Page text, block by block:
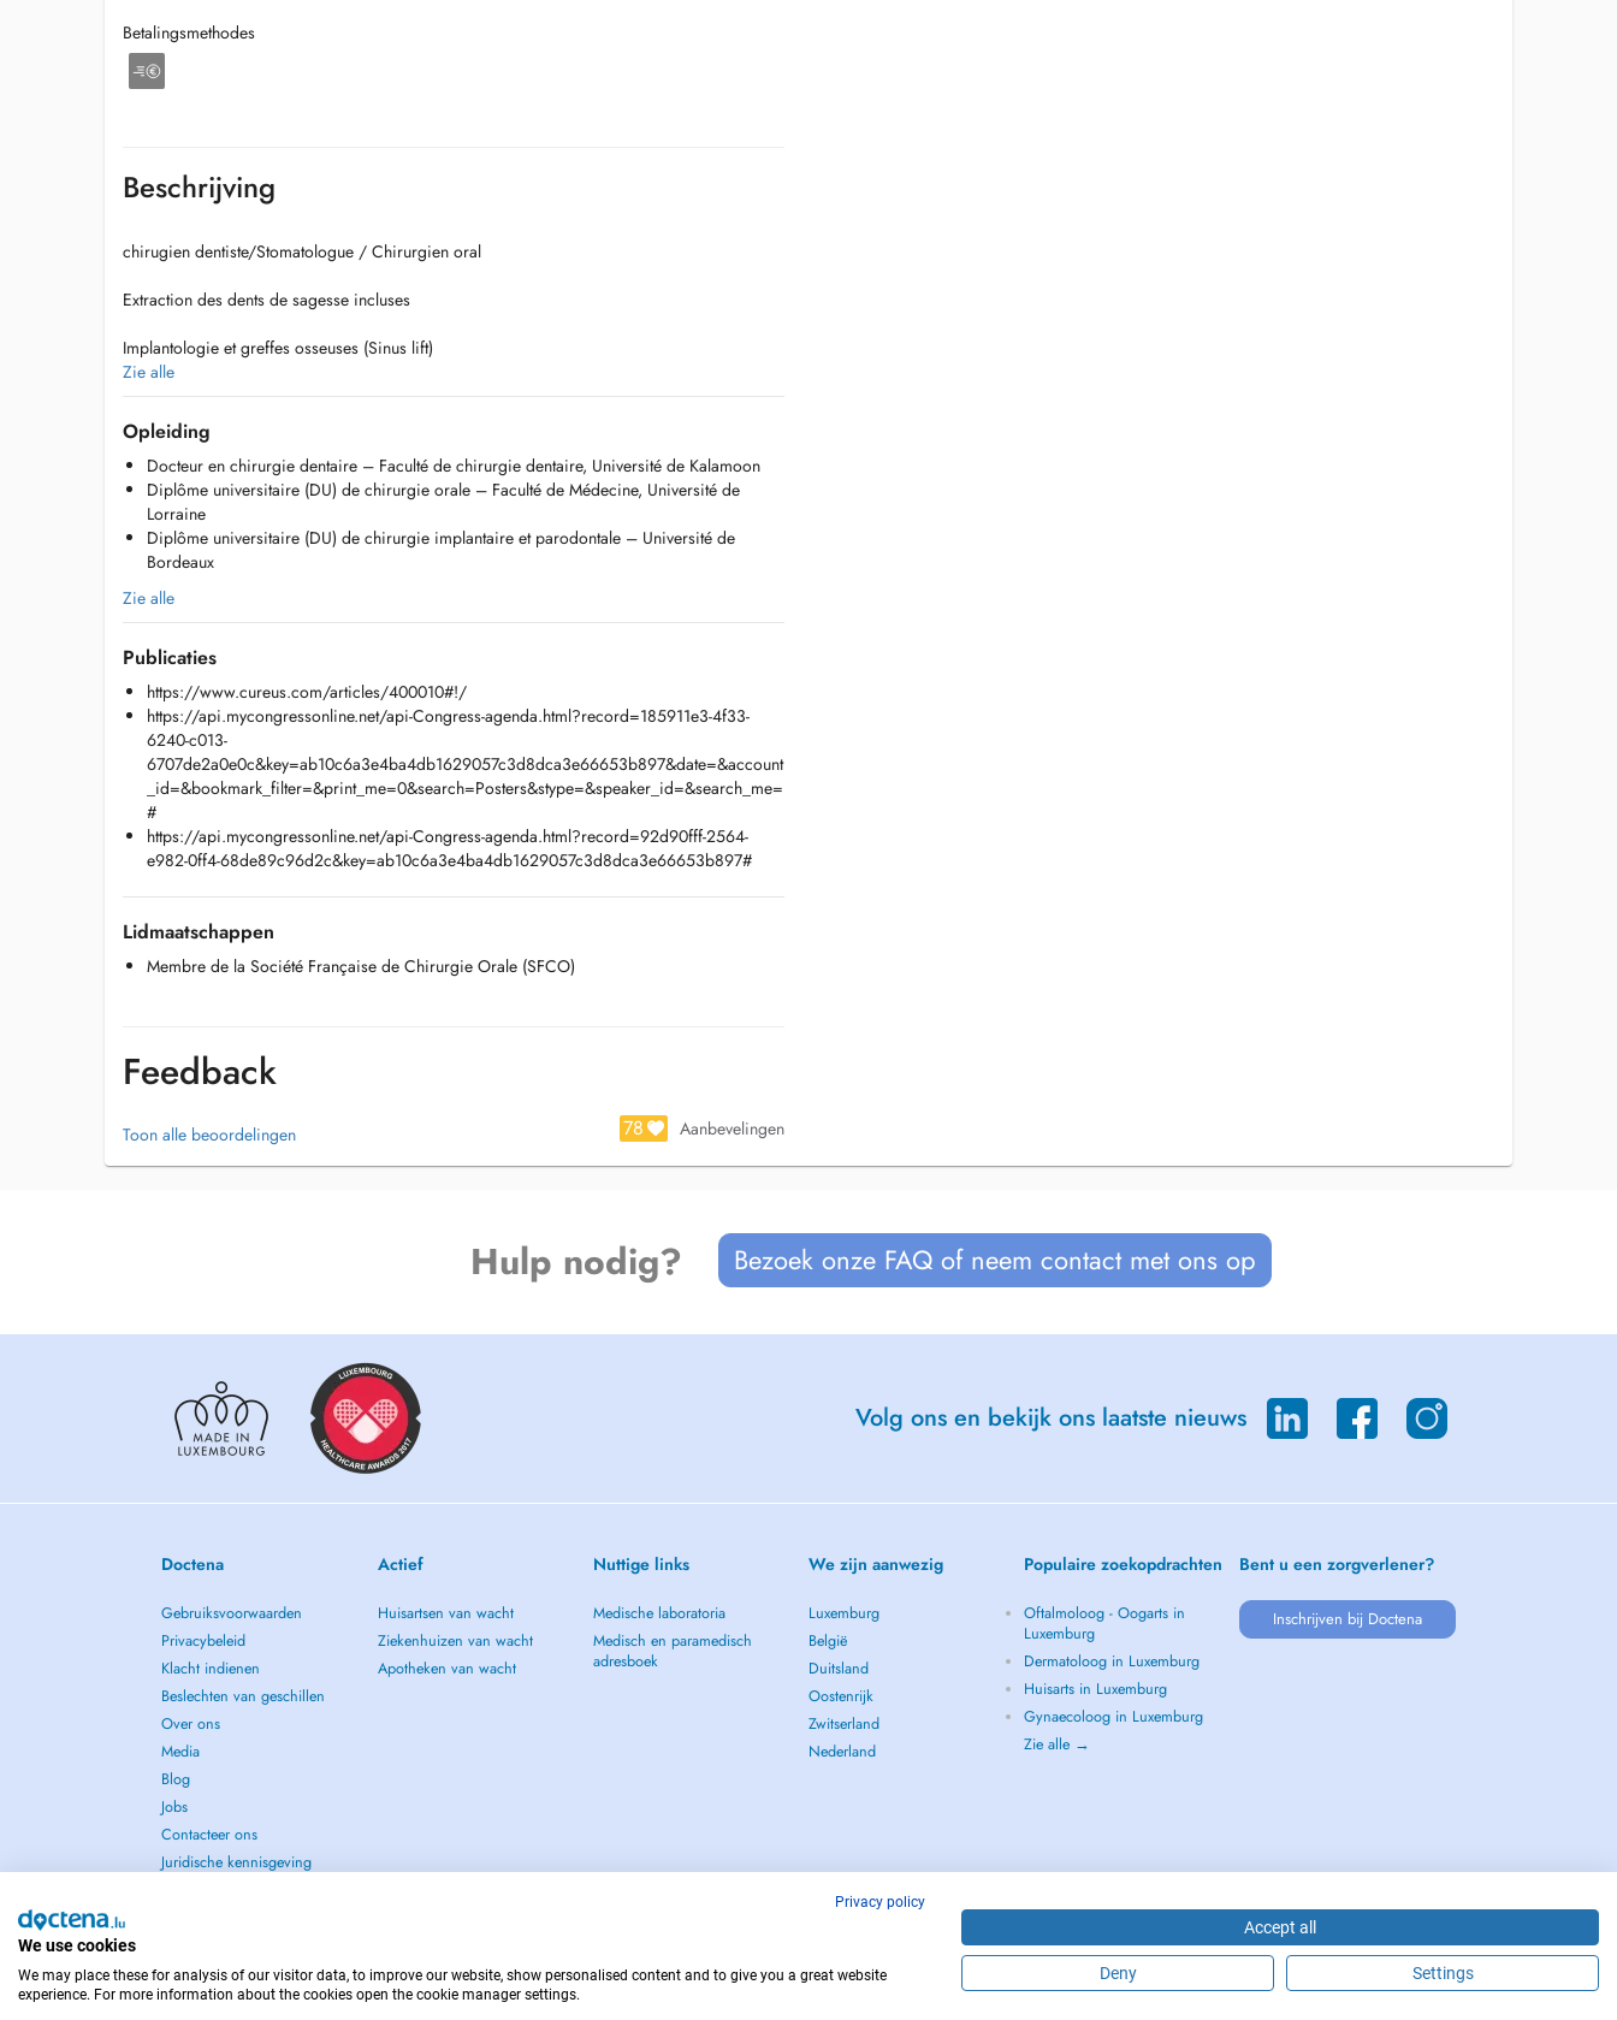
Betalingsmethodes
Beschrijving
chirugien dentiste/Stomatologue / Chirurgien oral
Extraction des dents de sagesse incluses
Implantologie et greffes osseuses (Sinus lift)
Traitement des troubles de larticulation temporo-mandibulaire (ATM)
Pathologies buccales
Dégagement de la canine incluse
Prise en charge des patients à haut risque hémorragique
Injection de toxine botulique (Botox)
Zie alle
Opleiding
Docteur en chirurgie dentaire – Faculté de chirurgie dentaire, Université de Kalamoon
Diplôme universitaire (DU) de chirurgie orale – Faculté de Médecine, Université de
Lorraine
Diplôme universitaire (DU) de chirurgie implantaire et parodontale – Université de
Bordeaux
Zie alle
Publicaties
https://www.cureus.com/articles/400010#!/
https://api.mycongressonline.net/api-Congress-agenda.html?record=185911e3-4f33-
6240-c013-
6707de2a0e0c&key=ab10c6a3e4ba4db1629057c3d8dca3e66653b897&date=&account
_id=&bookmark_filter=&print_me=0&search=Posters&stype=&speaker_id=&search_me=
#
https://api.mycongressonline.net/api-Congress-agenda.html?record=92d90fff-2564-
e982-0ff4-68de89c96d2c&key=ab10c6a3e4ba4db1629057c3d8dca3e66653b897#
Lidmaatschappen
Membre de la Société Française de Chirurgie Orale (SFCO)
Feedback
Toon alle beoordelingen 78 Aanbevelingen
Hulp nodig? Bezoek onze FAQ of neem contact met ons op
Volg ons en bekijk ons laatste nieuws
Doctena
Gebruiksvoorwaarden
Privacybeleid
Klacht indienen
Beslechten van geschillen
Over ons
Media
Blog
Jobs
Contacteer ons
Juridische kennisgeving
Actief
Huisartsen van wacht
Ziekenhuizen van wacht
Apotheken van wacht
Nuttige links
Medische laboratoria
Medisch en paramedisch
adresboek
We zijn aanwezig
Luxemburg
België
Duitsland
Oostenrijk
Zwitserland
Nederland
Populaire zoekopdrachten
Oftalmoloog - Oogarts in
Luxemburg
Dermatoloog in Luxemburg
Huisarts in Luxemburg
Gynaecoloog in Luxemburg
Zie alle →
Bent u een zorgverlener?
Inschrijven bij Doctena
NEEM IN GEVAL VAN NOOD CONTACT OP MET : 112 Copyright © 2026 - DOCTENA S.A. 42, Rue de la Vallée, L-2661 Luxembourg
Privacy policy
We use cookies
We may place these for analysis of our visitor data, to improve our website, show personalised content and to give you a great website
experience. For more information about the cookies open the cookie manager settings.
Accept all
Deny Settings